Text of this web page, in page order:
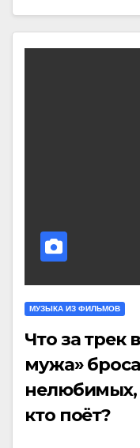
МУЗЫКА ИЗ ФИЛЬМОВ
Что за трек
мужа»
нелюбимых,
кто поёт?